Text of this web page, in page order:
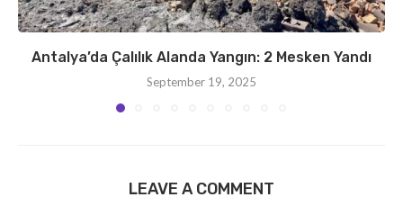
Antalya’da Çalılık Alanda Yangın: 2 Mesken Yandı
September 19, 2025
LEAVE A COMMENT